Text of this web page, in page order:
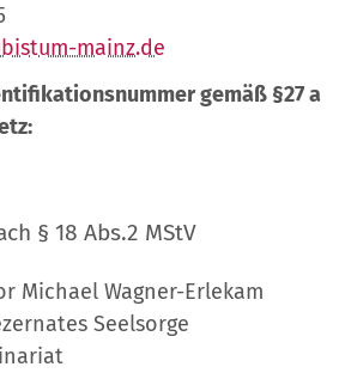
mainz.de
gemäß §27 a
§ 18 Abs.2 MStV
Michael Wagner-Erlekam
Seelsorge